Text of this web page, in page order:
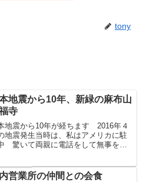
tony
地震から10年、新緑の麻布山
寺
地震から10年が経ちます 2016年４
地震発生当時は、私はアメリカに駐
驚いて両親に電話をして無事を確
じように新緑に包まれています
営業所の仲間との会食